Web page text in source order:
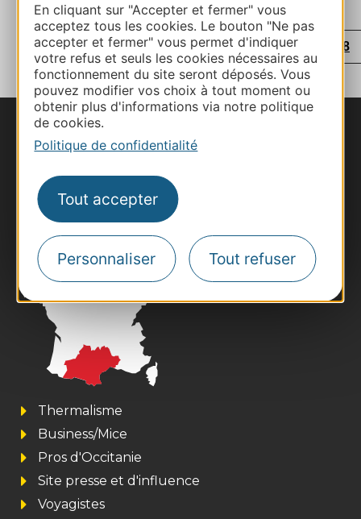
En cliquant sur "Accepter et fermer" vous
acceptez tous les cookies. Le bouton "Ne pas
accepter et fermer" vous permet d'indiquer
votre refus et seuls les cookies nécessaires au
fonctionnement du site seront déposés. Vous
pouvez modifier vos choix à tout moment ou
obtenir plus d'informations via notre politique
de cookies.
Politique de confidentialité
Tout accepter
Personnaliser Tout refuser
‹ 1 ... 5 ... 13 ... 21 ... 27 28
29
Nous contacter
Carte interactive
Thermalisme
Business/Mice
Pros d'Occitanie
Site presse et d'influence
Voyagistes